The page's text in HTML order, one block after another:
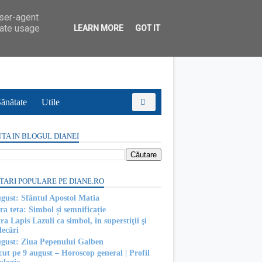
Utile
IN BLOGUL DIANEI
POPULARE PE DIANE.RO
Sfântul Apostol Matia
teta: Simbol și semnificație
Lapis Lazuli ca simbol, în superstiţii şi
Ziua Pepenului Galben
pe 9 august – Horoscop general | Profil
agent
usage
LEARN MORE GOT IT